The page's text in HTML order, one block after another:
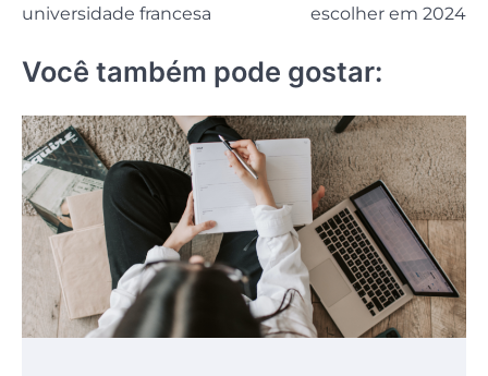
universidade francesa
escolher em 2024
Você também pode gostar: